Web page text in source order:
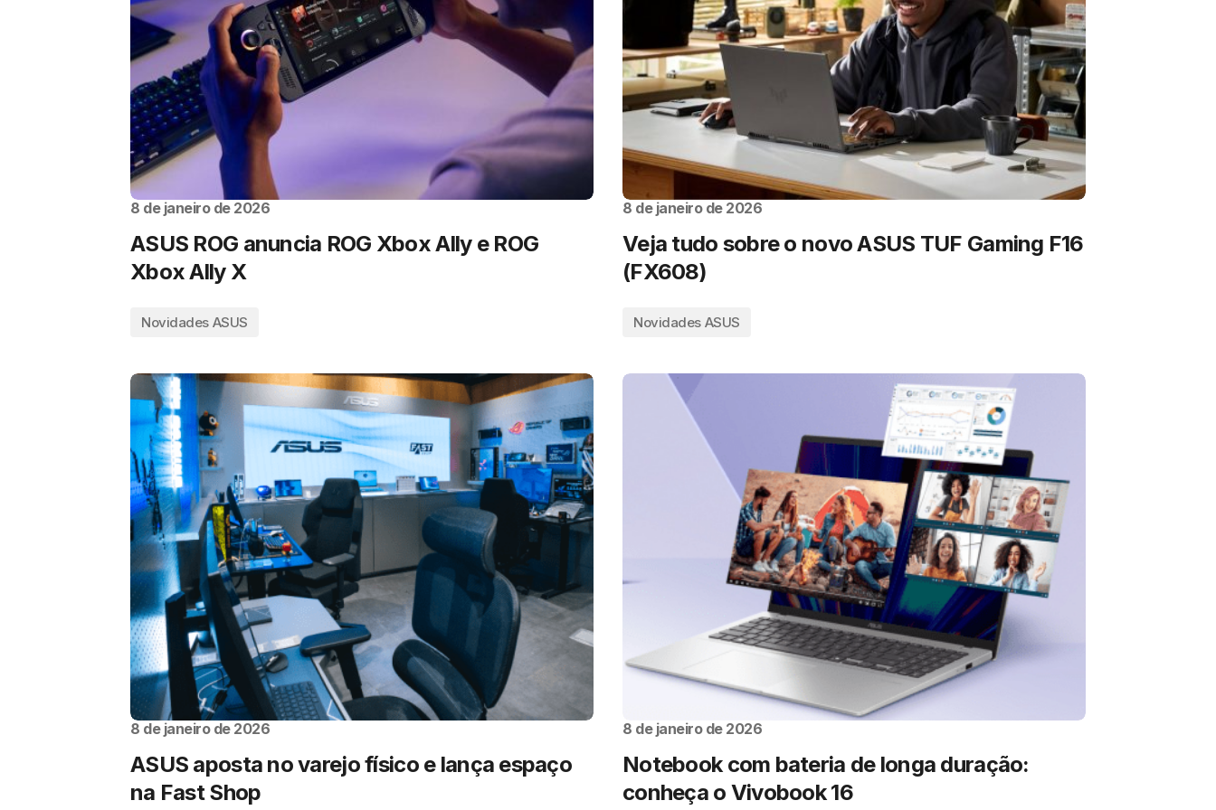
8 de janeiro de 2026
ASUS ROG anuncia ROG Xbox Ally e ROG
Xbox Ally X
Novidades ASUS
8 de janeiro de 2026
Veja tudo sobre o novo ASUS TUF Gaming F16
(FX608)
Novidades ASUS
8 de janeiro de 2026
ASUS aposta no varejo físico e lança espaço
na Fast Shop
8 de janeiro de 2026
Notebook com bateria de longa duração:
conheça o Vivobook 16